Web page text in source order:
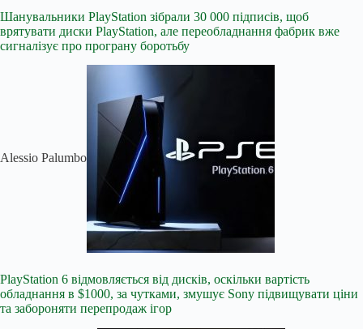
Шанувальники PlayStation зібрали 30 000 підписів, щоб
врятувати диски PlayStation, але переобладнання фабрик вже
сигналізує про програну боротьбу
Alessio Palumbo
PlayStation 6 відмовляється від дисків, оскільки вартість
обладнання в $1000, за чутками, змушує Sony підвищувати ціни
та забороняти перепродаж ігор